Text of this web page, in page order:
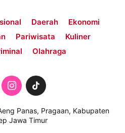
Daerah
Ekonomi
Pariwisata
Kuliner
Olahraga
Panas, Pragaan, Kabupaten
Jawa Timur